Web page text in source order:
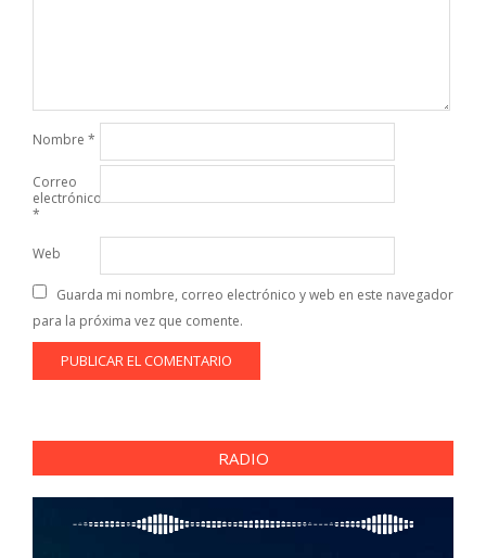
Nombre *
Correo
electrónico
*
Web
Guarda mi nombre, correo electrónico y web en este navegador
para la próxima vez que comente.
RADIO